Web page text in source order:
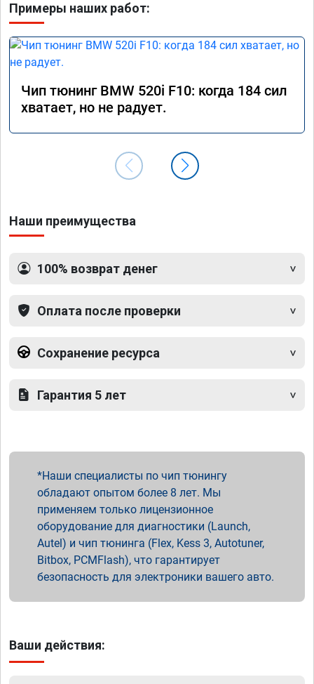
Примеры наших работ:
Чип тюнинг BMW 520i F10: когда 184 сил
хватает, но не радует.
Наши преимущества
100% возврат денег
Оплата после проверки
Сохранение ресурса
Гарантия 5 лет
Наши специалисты по чип тюнингу
обладают опытом более 8 лет. Мы
применяем только лицензионное
оборудование для диагностики (Launch,
Autel) и чип тюнинга (Flex, Kess 3, Autotuner,
Bitbox, PCMFlash), что гарантирует
безопасность для электроники вашего авто.
Ваши действия: